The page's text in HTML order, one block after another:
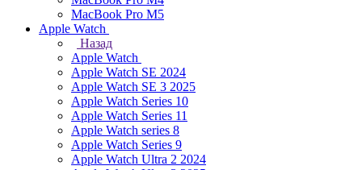
MacBook Pro M5
Apple Watch
Назад
Apple Watch
Apple Watch SE 2024
Apple Watch SE 3 2025
Apple Watch Series 10
Apple Watch Series 11
Apple Watch series 8
Apple Watch Series 9
Apple Watch Ultra 2 2024